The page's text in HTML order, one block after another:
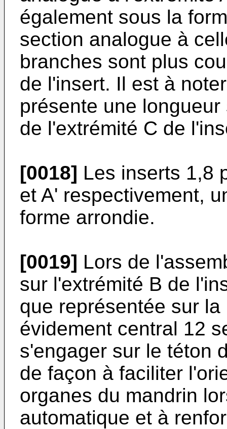
également sous la
section analogue à
branches sont plus
de l'insert. Il est à
présente une
de l'extrémité C de
[0018] Les inserts 1,8
et A' respectivement,
forme arrondie.
[0019] Lors de
sur l'extrémité B de
que représentée sur
évidement central 12
s'engager sur le téton
de façon à faciliter
organes du mandrin
automatique et à